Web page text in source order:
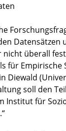
überall
für Empirische
Diewald
soll den
Institut für